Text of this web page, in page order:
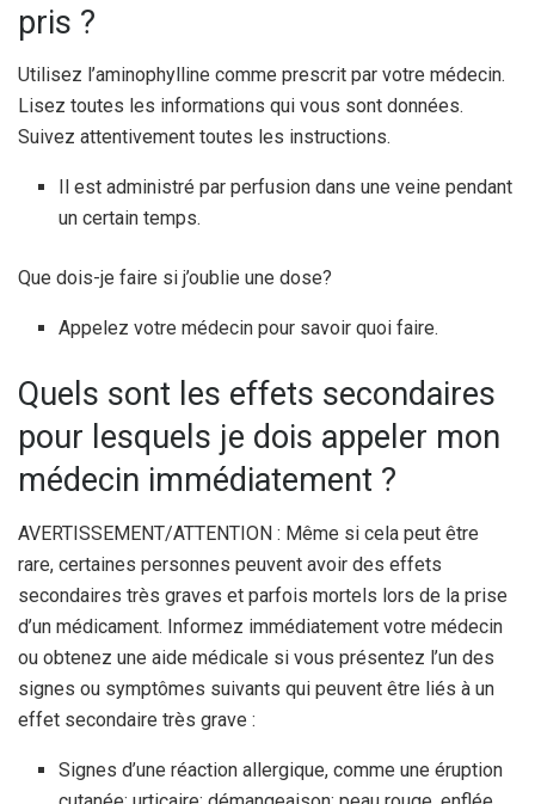
pris ?
Utilisez l’aminophylline comme prescrit par votre médecin.
Lisez toutes les informations qui vous sont données.
Suivez attentivement toutes les instructions.
Il est administré par perfusion dans une veine pendant
un certain temps.
Que dois-je faire si j’oublie une dose?
Appelez votre médecin pour savoir quoi faire.
Quels sont les effets secondaires
pour lesquels je dois appeler mon
médecin immédiatement ?
AVERTISSEMENT/ATTENTION : Même si cela peut être
rare, certaines personnes peuvent avoir des effets
secondaires très graves et parfois mortels lors de la prise
d’un médicament. Informez immédiatement votre médecin
ou obtenez une aide médicale si vous présentez l’un des
signes ou symptômes suivants qui peuvent être liés à un
effet secondaire très grave :
Signes d’une réaction allergique, comme une éruption